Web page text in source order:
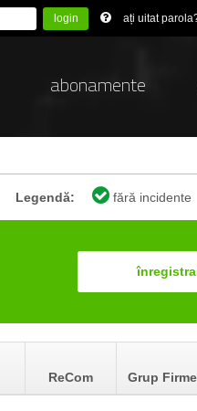
login ați uitat
abonamente
Legendă: fără incidente
ReCom Grup Firme